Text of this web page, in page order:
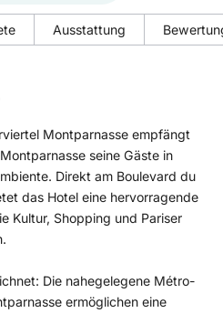
Ausstattung
Montparnasse empfängt
seine Gäste in
Direkt am Boulevard du
das Hotel eine hervorragende
Kultur, Shopping und Pariser
Die nahegelegene Métro-
ermöglichen eine